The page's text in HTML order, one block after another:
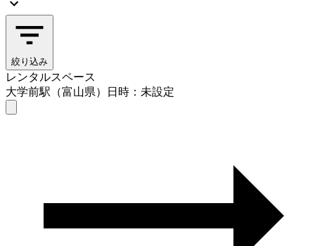
絞り込み
レンタルスペース
大学前駅（富山県）
日時：未設定